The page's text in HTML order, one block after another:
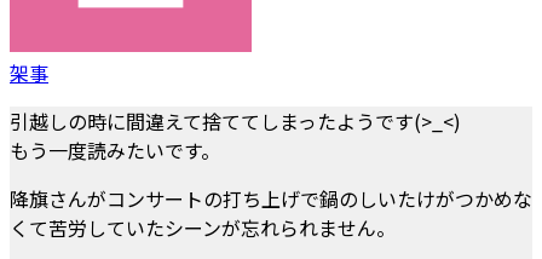
架事
引越しの時に間違えて捨ててしまったようです(>_<)
もう一度読みたいです。
降旗さんがコンサートの打ち上げで鍋のしいたけがつかめな
くて苦労していたシーンが忘れられません。